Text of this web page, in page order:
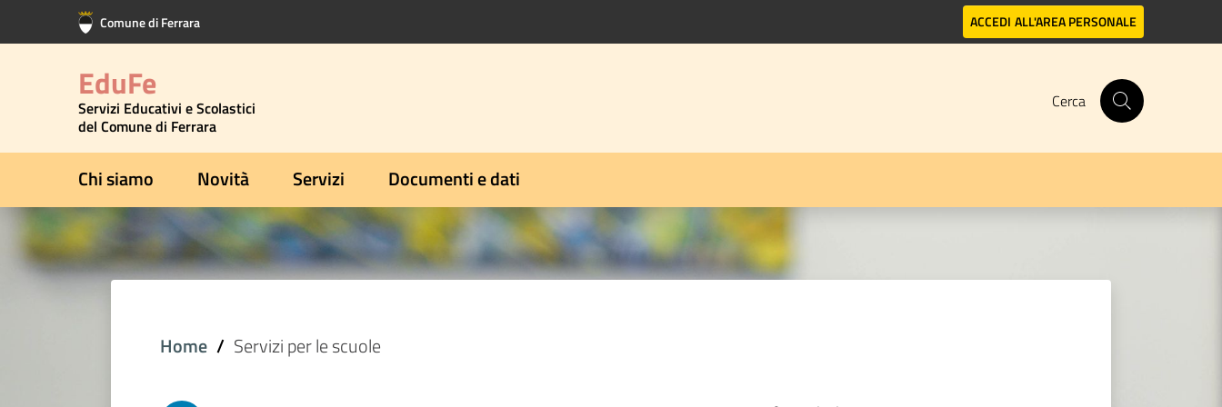
Vai al contenuto principale
Vai al footer Comune di Ferrara ACCEDI ALL'AREA PERSONALE
EduFe
Servizi Educativi e Scolastici
del Comune di Ferrara
Cerca
Chi siamo Novità Servizi Documenti e dati
Home Servizi per le scuole